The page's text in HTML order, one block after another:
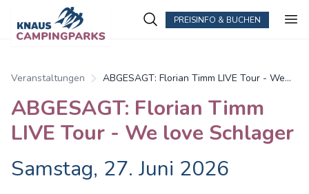
PREISINFO & BUCHEN
Veranstaltungen
ABGESAGT: Florian Timm LIVE Tour - We
ABGESAGT: Florian Timm
LIVE Tour - We love Schlager
Samstag, 27. Juni 2026